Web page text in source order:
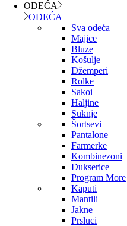
ODEĆA
ODEĆA
Sva odeća
Majice
Bluze
Košulje
Džemperi
Rolke
Sakoi
Haljine
Suknje
Šortsevi
Pantalone
Farmerke
Kombinezoni
Dukserice
Program More
Kaputi
Mantili
Jakne
Prsluci